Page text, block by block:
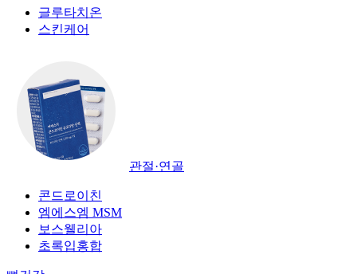
글루타치온
스킨케어
관절·연골
콘드로이친
엠에스엠 MSM
보스웰리아
초록입홍합